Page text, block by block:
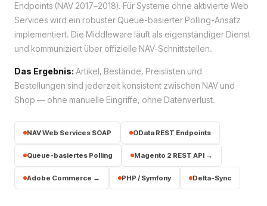
Endpoints (NAV 2017–2018). Für Systeme ohne aktivierte Web
Services wird ein robuster Queue-basierter Polling-Ansatz
implementiert. Die Middleware läuft als eigenständiger Dienst
und kommuniziert über offizielle NAV-Schnittstellen.
Das Ergebnis: Artikel, Bestände, Preislisten und
Bestellungen sind jederzeit konsistent zwischen NAV und
Shop — ohne manuelle Eingriffe, ohne Datenverlust.
NAV Web Services SOAP OData REST Endpoints
Queue-basiertes Polling Magento 2 REST API →
Adobe Commerce → PHP / Symfony Delta-Sync